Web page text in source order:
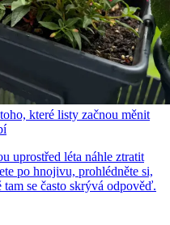
které listy začnou měnit
uprostřed léta náhle ztratit
po hnojivu, prohlédněte si,
se často skrývá odpověď.